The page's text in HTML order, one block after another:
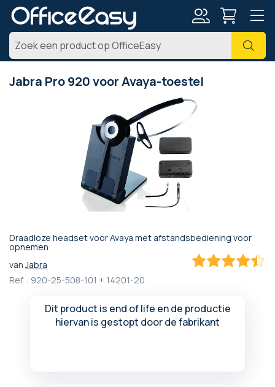
Zoek
Jabra Pro 920 voor Avaya-toestel
Draadloze headset voor Avaya met afstandsbediening voor
opnemen
vanJabra
Ref. : 920-25-508-101 + 14201-20
Dit product is end of life en de productie
hiervan is gestopt door de fabrikant
Ga
het
begin
afbeeldingen-